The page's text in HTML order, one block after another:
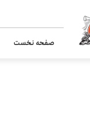
صفحه نخست